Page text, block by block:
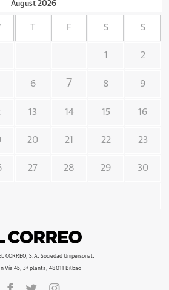
August 2026
F S S
1 2
6 7 8 9
13 14 15 16
20 21 22 23
27 28 29 30
CORREO, S.A. Sociedad Unipersonal.
Vía 45, 3ª planta, 48011 Bilbao